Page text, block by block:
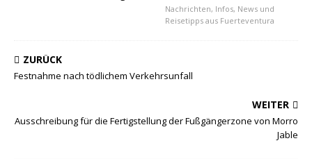
Nachrichten, Infos, News und
Reisetipps aus Fuerteventura
ZURÜCK
Festnahme nach tödlichem Verkehrsunfall
WEITER
Ausschreibung für die Fertigstellung der Fußgängerzone von Morro
Jable